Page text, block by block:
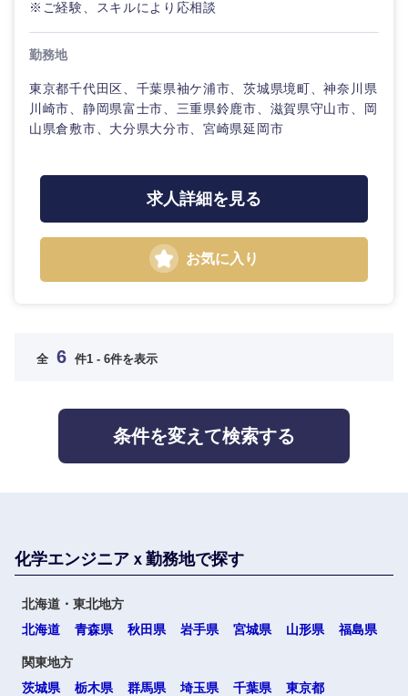
選択する
※ご経験、スキルにより応相談
勤務地
東京都千代田区、千葉県袖ケ浦市、茨城県境町、神奈川県
川崎市、静岡県富士市、三重県鈴鹿市、滋賀県守山市、岡
山県倉敷市、大分県大分市、宮崎県延岡市
求人詳細を見る
お気に入り
全 6 件1 - 6件を表示
条件を変えて検索する
化学エンジニアｘ勤務地で探す
北海道・東北地方
北海道
青森県 秋田県 岩手県 宮城県 山形県 福島県
関東地方
茨城県
栃木県 群馬県 埼玉県 千葉県
東京都